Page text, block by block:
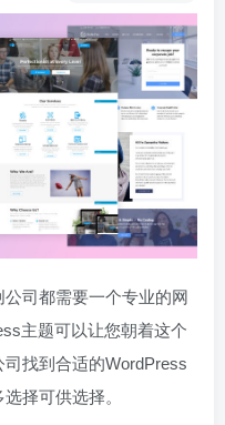
司都需要一个专业的网
主题可以让您朝着这个
找到合适的WordPress
择可供选择。